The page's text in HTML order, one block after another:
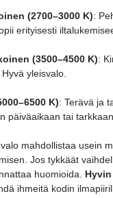
(2700–3000 K):
erityisesti
(3500–4500 K):
yleisvalo.
K): Terävä ja
päiväaikaan tai
mahdollistaa usein
Jos tykkäät
huomioida.
ihmeitä kodin